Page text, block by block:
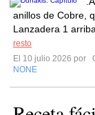
anillos de Cobre,
Lanzadera 1
resto
El 10 julio 2026 por
NONE